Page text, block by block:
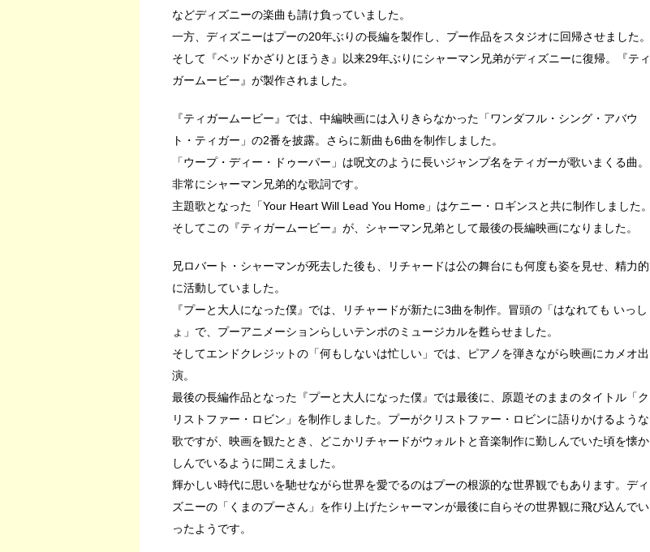
などディズニーの楽曲も請け負っていました。
一方、ディズニーはプーの20年ぶりの長編を製作し、プー作品をスタジオに回帰させました。
そして『ベッドかざりとほうき』以来29年ぶりにシャーマン兄弟がディズニーに復帰。『ティ
ガームービー』が製作されました。
『ティガームービー』では、中編映画には入りきらなかった「ワンダフル・シング・アバウ
ト・ティガー」の2番を披露。さらに新曲も6曲を制作しました。
「ウープ・ディー・ドゥーパー」は呪文のように長いジャンプ名をティガーが歌いまくる曲。
非常にシャーマン兄弟的な歌詞です。
主題歌となった「Your Heart Will Lead You Home」はケニー・ロギンスと共に制作しました。
そしてこの『ティガームービー』が、シャーマン兄弟として最後の長編映画になりました。
兄ロバート・シャーマンが死去した後も、リチャードは公の舞台にも何度も姿を見せ、精力的
に活動していました。
『プーと大人になった僕』では、リチャードが新たに3曲を制作。冒頭の「はなれても いっし
ょ」で、プーアニメーションらしいテンポのミュージカルを甦らせました。
そしてエンドクレジットの「何もしないは忙しい」では、ピアノを弾きながら映画にカメオ出
演。
最後の長編作品となった『プーと大人になった僕』では最後に、原題そのままのタイトル「ク
リストファー・ロビン」を制作しました。プーがクリストファー・ロビンに語りかけるような
歌ですが、映画を観たとき、どこかリチャードがウォルトと音楽制作に勤しんでいた頃を懐か
しんでいるように聞こえました。
輝かしい時代に思いを馳せながら世界を愛でるのはプーの根源的な世界観でもあります。ディ
ズニーの「くまのプーさん」を作り上げたシャーマンが最後に自らその世界観に飛び込んでい
ったようです。